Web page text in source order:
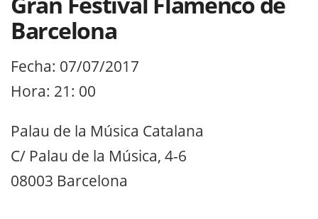
Barcelona
Fecha: 07/07/2017
Hora: 21: 00
Palau de la Música Catalana
C/ Palau de la Música, 4-6
08003 Barcelona